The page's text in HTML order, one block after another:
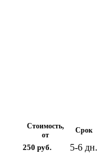
Стоимость,
от
Срок
250 руб. 5-6 дн.